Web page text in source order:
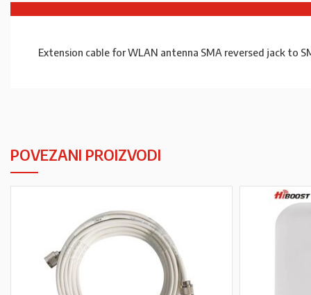
Extension cable for WLAN antenna SMA reversed jack to
POVEZANI PROIZVODI